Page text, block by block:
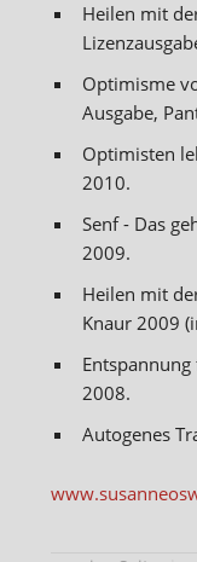
Heilen mit
Optimisme
Ausgabe,
Optimisten
2010.
Senf - Das
2009.
Heilen mit
Knaur 2009
2008.
Autogenes